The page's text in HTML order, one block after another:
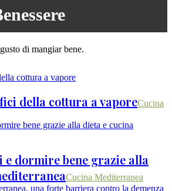
di mangiar bene.
della cottura a vaporeCucina
e dormire bene grazie alla
Cucina Mediterranea